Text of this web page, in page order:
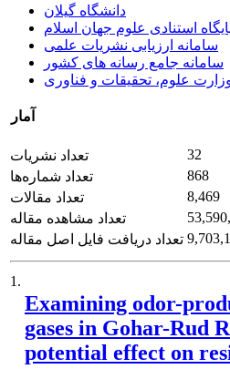
دانشگاه گیلان
استنادی علوم جهان اسلام
سامانه ارزیابی نشریات علمی
سامانه جامع رسانه های کشور
علوم، تحقیقات و فناوری
آمار
تعداد نشریات
32
تعداد شماره‌ها
868
تعداد مقالات
8,469
تعداد مشاهده مقاله
تعداد دریافت فایل اصل مقاله
1.
Examining odor-
gases in Gohar-Rud
potential effect on